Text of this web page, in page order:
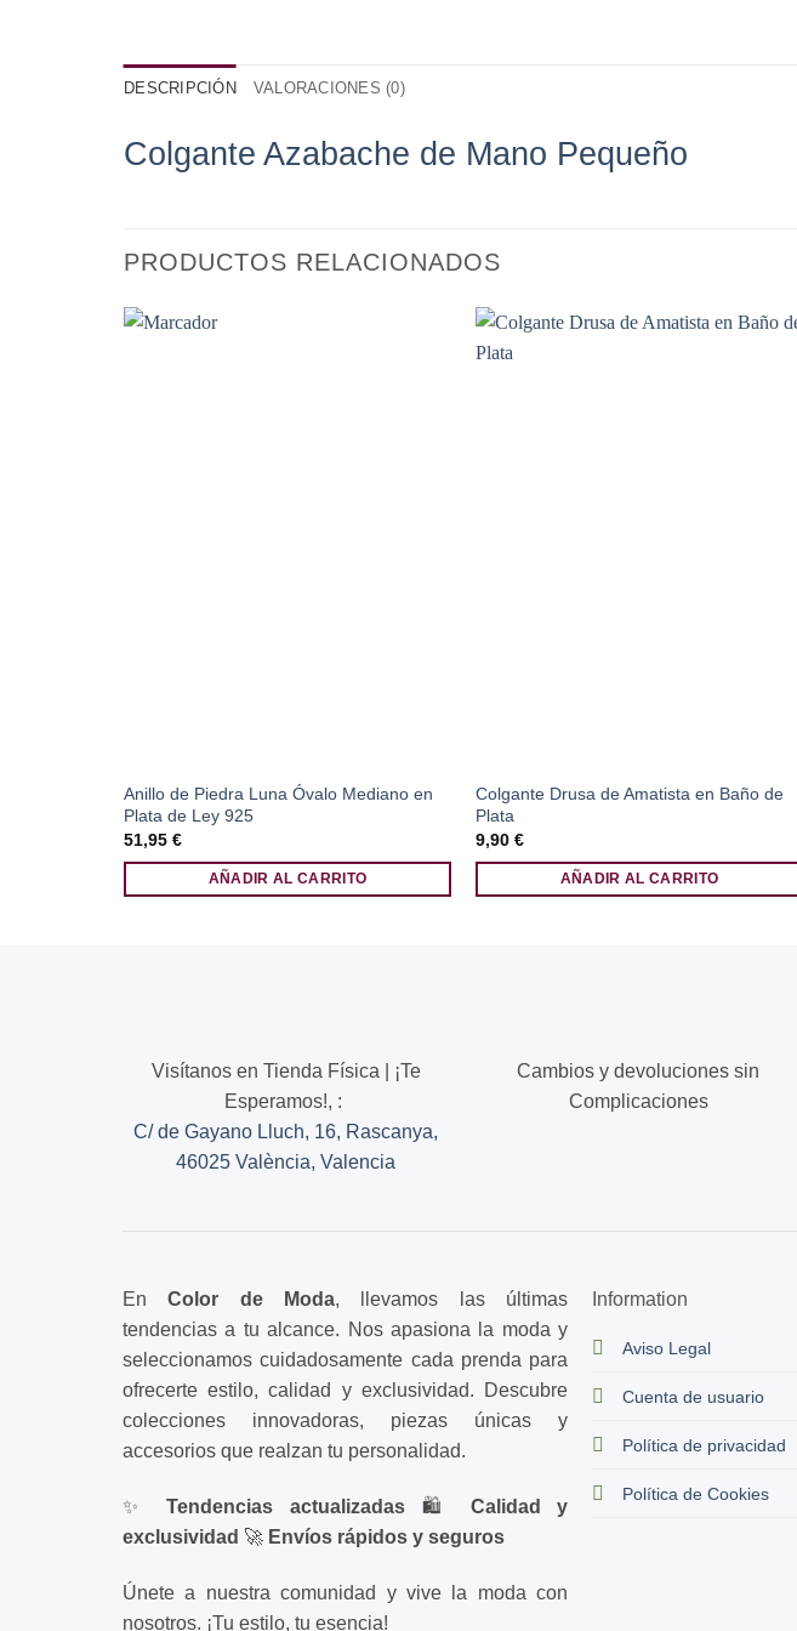
DESCRIPCIÓN VALORACIONES (0)
Colgante Azabache de Mano Pequeño
PRODUCTOS RELACIONADOS
Anillo de Piedra Luna Óvalo Mediano en
Plata de Ley 925
51,95 €
AÑADIR AL CARRITO
Colgante Drusa de Amatista en Baño de
Plata
9,90 €
AÑADIR AL CARRITO
Visítanos en Tienda Física | ¡Te
Esperamos!, :
C/ de Gayano Lluch, 16, Rascanya,
46025 València, Valencia
Cambios y devoluciones sin
Complicaciones
EnColor de Moda, llevamos las últimas
tendencias a tu alcance. Nos apasiona la moda y
seleccionamos cuidadosamente cada prenda para
ofrecerte estilo, calidad y exclusividad. Descubre
colecciones innovadoras, piezas únicas y
accesorios que realzan tu personalidad.
✨Tendencias actualizadas 🛍️ Calidad y
exclusividad 🚀 Envíos rápidos y seguros
Únete a nuestra comunidad y vive la moda con
nosotros. ¡Tu estilo, tu esencia!
Information
Aviso Legal
Cuenta de usuario
Política de privacidad
Política de Cookies